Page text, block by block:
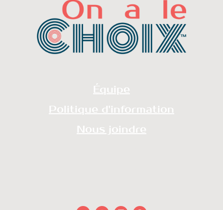
Équipe
Politique d'information
Nous joindre